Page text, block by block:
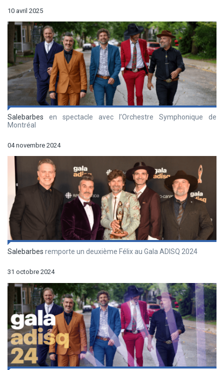
10 avril 2025
Salebarbes en spectacle avec l’Orchestre Symphonique de
Montréal
04 novembre 2024
Salebarbes remporte un deuxième Félix au Gala ADISQ 2024
31 octobre 2024